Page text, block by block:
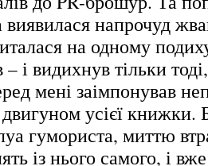
напрочуд
на одному
– і видихнув тільки
мені заімпонував
усієї книжки.
гумориста, миттю
із нього самого, і